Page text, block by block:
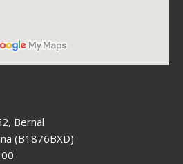
Bernal
(B1876BXD)
7100